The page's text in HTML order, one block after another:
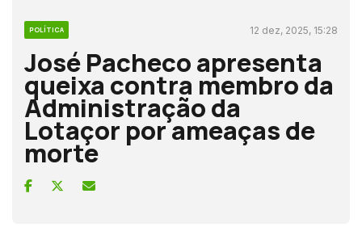
POLÍTICA 12 dez, 2025, 15:28
José Pacheco apresenta
queixa contra membro da
Administração da
Lotaçor por ameaças de
morte